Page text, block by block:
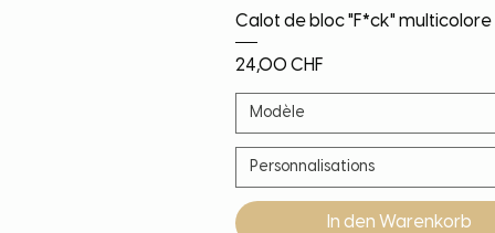
Schnellansicht
Calot de bloc "F*ck" multicolore
Preis
24,00 CHF
Modèle
Personnalisations
In den Warenkorb